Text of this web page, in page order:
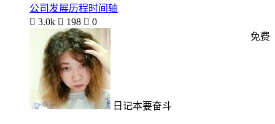
公司发展历程时间轴
 3.0k  198  0
日记本要奋斗
免费